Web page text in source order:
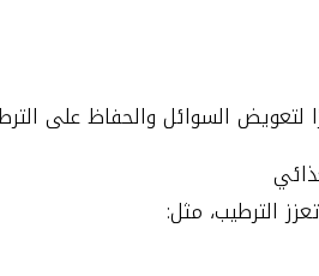
لتعويض السوائل والحفاظ على
الترطيب، مثل: